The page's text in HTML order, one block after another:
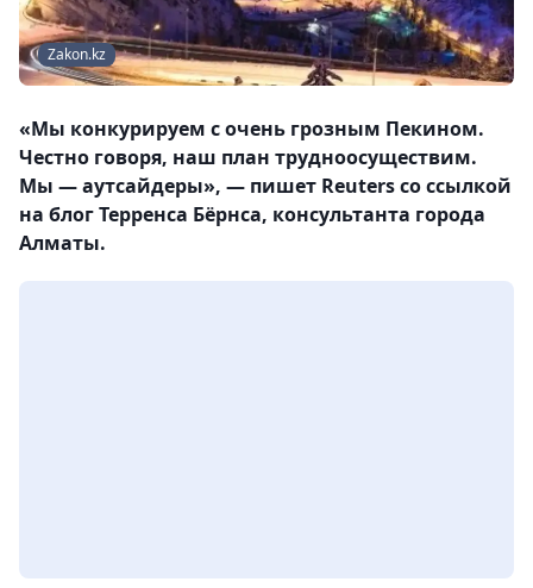
Zakon.kz
«Мы конкурируем с очень грозным Пекином.
Честно говоря, наш план трудноосуществим.
Мы — аутсайдеры», — пишет Reuters со ссылкой
на блог Терренса Бёрнса, консультанта города
Алматы.